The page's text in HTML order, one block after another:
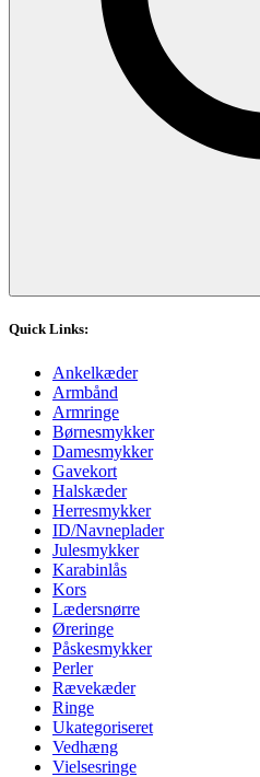
Quick Links:
Ankelkæder
Armbånd
Armringe
Børnesmykker
Damesmykker
Gavekort
Halskæder
Herresmykker
ID/Navneplader
Julesmykker
Karabinlås
Kors
Lædersnørre
Øreringe
Påskesmykker
Perler
Rævekæder
Ringe
Ukategoriseret
Vedhæng
Vielsesringe